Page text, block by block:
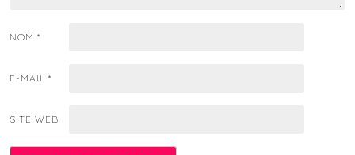
NOM *
E-MAIL *
SITE WEB